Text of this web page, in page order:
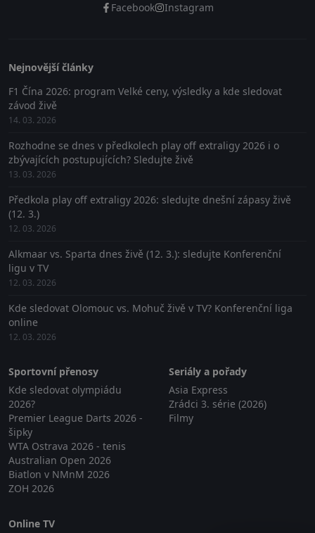
Facebook Instagram
Nejnovější články
F1 Čína 2026: program Velké ceny, výsledky a kde sledovat
závod živě
14. 03. 2026
Rozhodne se dnes v předkolech play off extraligy 2026 i o
zbývajících postupujících? Sledujte živě
13. 03. 2026
Předkola play off extraligy 2026: sledujte dnešní zápasy živě
(12. 3.)
12. 03. 2026
Alkmaar vs. Sparta dnes živě (12. 3.): sledujte Konferenční
ligu v TV
12. 03. 2026
Kde sledovat Olomouc vs. Mohuč živě v TV? Konferenční liga
online
12. 03. 2026
Sportovní přenosy
Kde sledovat olympiádu
2026?
Premier League Darts 2026 -
šipky
WTA Ostrava 2026 - tenis
Australian Open 2026
Biatlon v NMnM 2026
ZOH 2026
Seriály a pořady
Asia Express
Zrádci 3. série (2026)
Filmy
Online TV